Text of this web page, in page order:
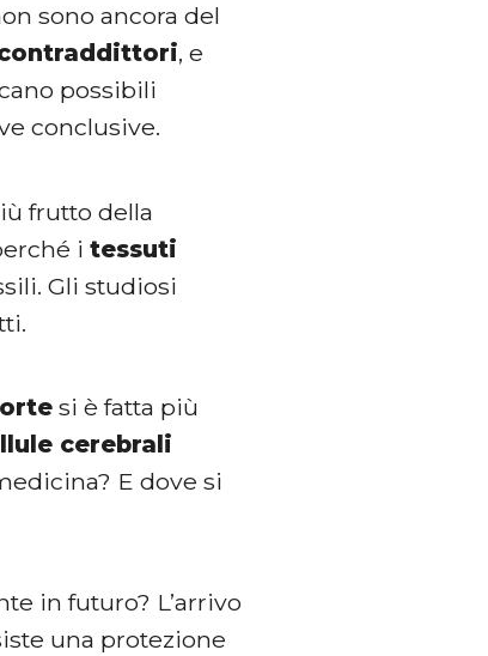
sono ancora del
, e
possibili
conclusive.
frutto della
itessuti
Gli studiosi
si è fatta più
cerebrali
E dove si
in futuro? L’arrivo
una protezione